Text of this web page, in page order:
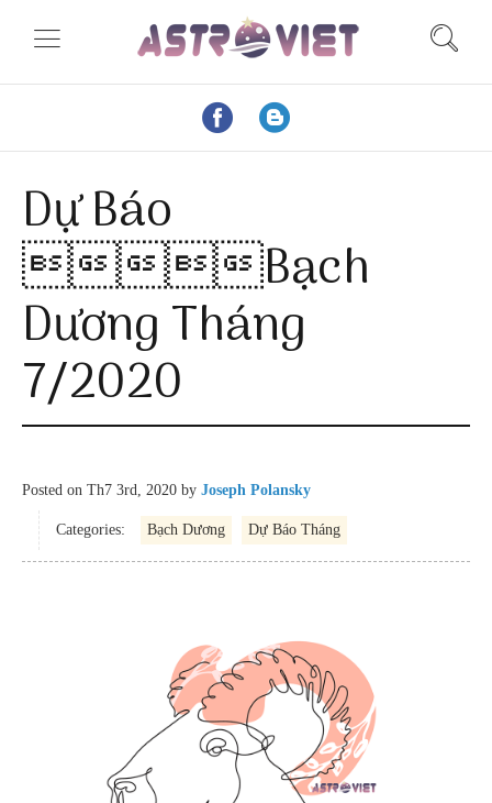
Dự Báo
Bạch
Dương Tháng
7/2020
Posted on Th7 3rd, 2020 by Joseph Polansky
Categories: Bạch Dương Dự Báo Tháng